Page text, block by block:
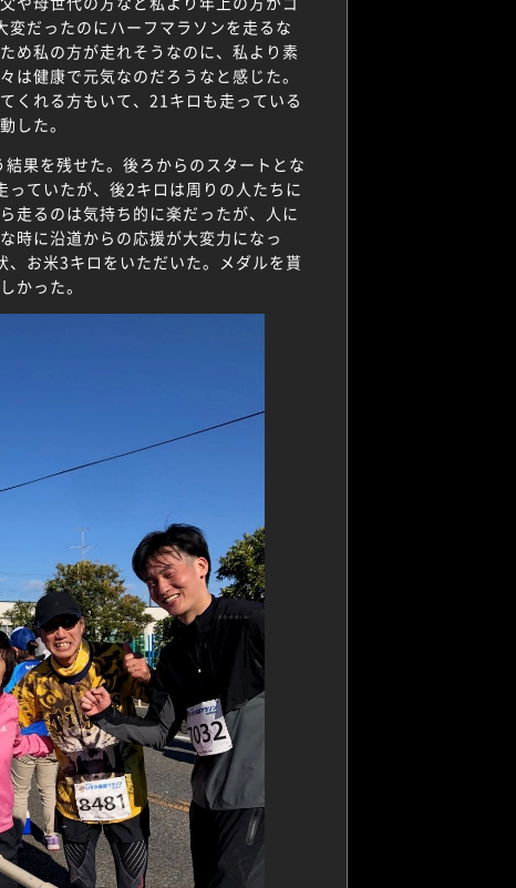
だったのにハーフマラソンを走るな
め私の方が走れそうなのに、私より素
は健康で元気なのだろうなと感じた。
くれる方もいて、21キロも走っている
した。
果を残せた。後ろからのスタートとな
ていたが、後2キロは周りの人たちに
走るのは気持ち的に楽だったが、人に
時に沿道からの応援が大変力になっ
お米3キロをいただいた。メダルを貰
かった。